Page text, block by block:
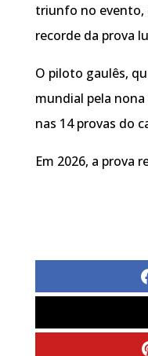
triunfo no evento,
recorde da prova
O piloto gaulês,
mundial pela
nas 14 provas do
Em 2026, a prova